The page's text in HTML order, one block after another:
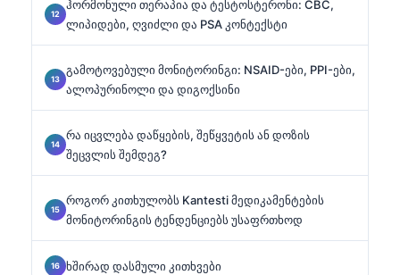
ჰორმონული თერაპია და ტესტოსტერონი: CBC,
ლიპიდები, ღვიძლი და PSA კონტექსტი
გამოტოვებული მონიტორინგი: NSAID-ები, PPI-ები,
ალოპურინოლი და დიგოქსინი
რა იცვლება დაწყების, შეწყვეტის ან დოზის
შეცვლის შემდეგ?
როგორ კითხულობს Kantesti მედიკამენტების
მონიტორინგის ტენდენციებს უსაფრთხოდ
ხშირად დასმული კითხვები